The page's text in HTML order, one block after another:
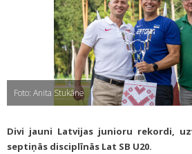
Foto: Anita Stukāne
Divi jauni Latvijas junioru rekordi,
septiņās disciplīnās Lat SB U20.